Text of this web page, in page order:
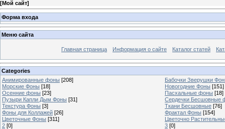
[Мой сайт]
Форма входа
Меню сайта
Главная страница Информация о сайте Каталог статей
Categories
Анимированные фоны [208]
Бабочки Зверушки
Морские Фоны [18] Новогодние Фоны [151]
Осенние фоны [23] Пасхальные фоны [18]
Пузыри Капли Дым Фоны [31]
Сердечки Бесшовные
Текстура Фоны [3] Ткани Бесшовные [76]
Фоны для Коллажей [26] Фрактал Фоны [154]
Цветочные Фоны [311]
Цветочно
2 [0] 3 [0]